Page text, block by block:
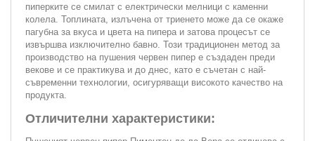
пиперките се смилат с електрически мелници с каменни
колела. Топлината, излъчена от триенето може да се окаже
пагубна за вкуса и цвета на пипера и затова процесът се
извършва изключително бавно. Този традиционен метод за
производство на пушения червен пипер е създаден преди
векове и се практикува и до днес, като е съчетан с най-
съвременни технологии, осигуряващи високото качество на
продукта.
Отличителни характеристики: